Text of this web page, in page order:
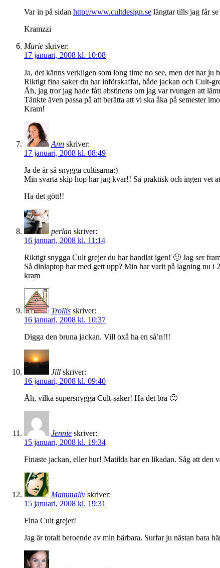
Var in på sidan http://www.cultdesign.se längtar tills jag får
Kramzzi
Marie skriver:
17 januari, 2008 kl. 10:08
Ja, det känns verkligen som long time no see, men det har ju
Riktigt fina saker du har införskaffat, både jackan och Cult-
Åh, jag tror jag hade fått abstinens om jag var tvungen att
Tänkte även passa på att berätta att vi ska åka på semester
Kram!
Ann skriver:
17 januari, 2008 kl. 08:49
Ja de är så snygga cultisarna:)
Min svarta skip hop har jag kvar!! Så praktisk och ingen vet
Ha det gött!!
perlan skriver:
16 januari, 2008 kl. 11:14
Riktigt snygga Cult grejer du har handlat igen! 🙂 Jag ser
Så dinlaptop har med gett upp? Min har varit på lagning nu i
kram
Trollis skriver:
16 januari, 2008 kl. 10:37
Digga den bruna jackan. Vill oxå ha en så’n!!!
Jill skriver:
16 januari, 2008 kl. 09:40
Åh, vilka supersnygga Cult-saker! Ha det bra 🙂
Jennie skriver:
15 januari, 2008 kl. 19:34
Finaste jackan, eller hur! Matilda har en likadan. Såg att den
Mammaliv skriver:
15 januari, 2008 kl. 19:31
Fina Cult grejer!
Jag är totalt beroende av min bärbara. Surfar ju nästan